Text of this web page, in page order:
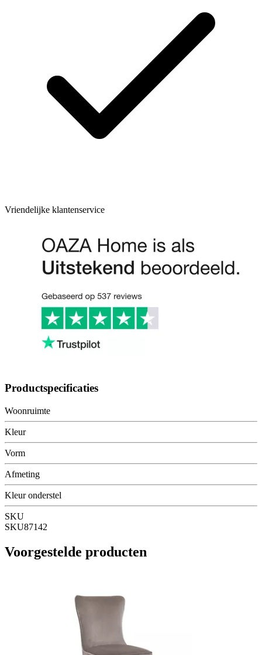
Vriendelijke klantenservice
Productspecificaties
Woonruimte
Kleur
Vorm
Afmeting
Kleur onderstel
SKU
SKU87142
Voorgestelde producten